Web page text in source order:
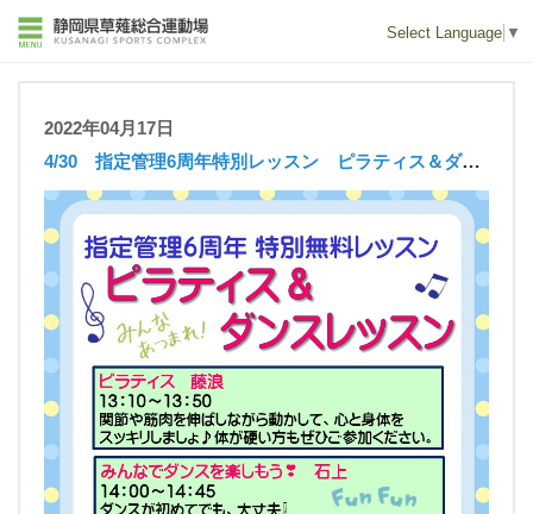
Select Language ▼
2022年04月17日
4/30 指定管理6周年特別レッスン ピラティス＆ダンスレッスン